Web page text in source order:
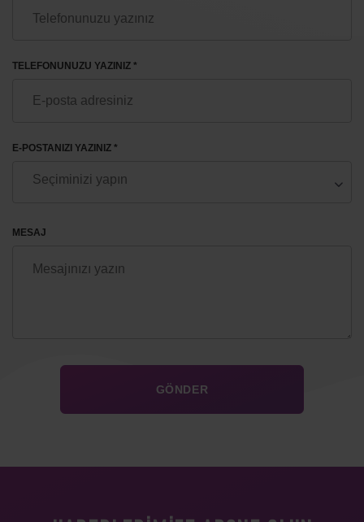
TELEFONUNUZU YAZINIZ *
E-POSTANIZI YAZINIZ *
MESAJ